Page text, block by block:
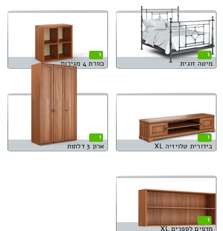
1
מיטה זוגית
1
כוורת 4 מגירות
1
בידורית טלויזיה XL
1
ארון 3 דלתות
1
מדפים לספרים XL